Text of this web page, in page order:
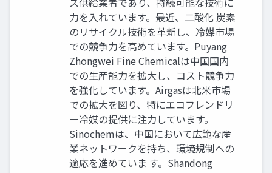
力を入れています。最近、二酸化 炭素
のリサイクル技術を革新し、冷媒市場
での競争力を高めています。Puyang
Zhongwei Fine Chemicalは中国国内
での生産能力を拡大し、コスト競争力
を強化しています。Airgasは北米市場
での拡大を図り、特にエコフレンドリ
ー冷媒の提供に注力しています。
Sinochemは、中国において広範な産
業ネットワークを持ち、環境規制への
適応を進めていま す。Shandong